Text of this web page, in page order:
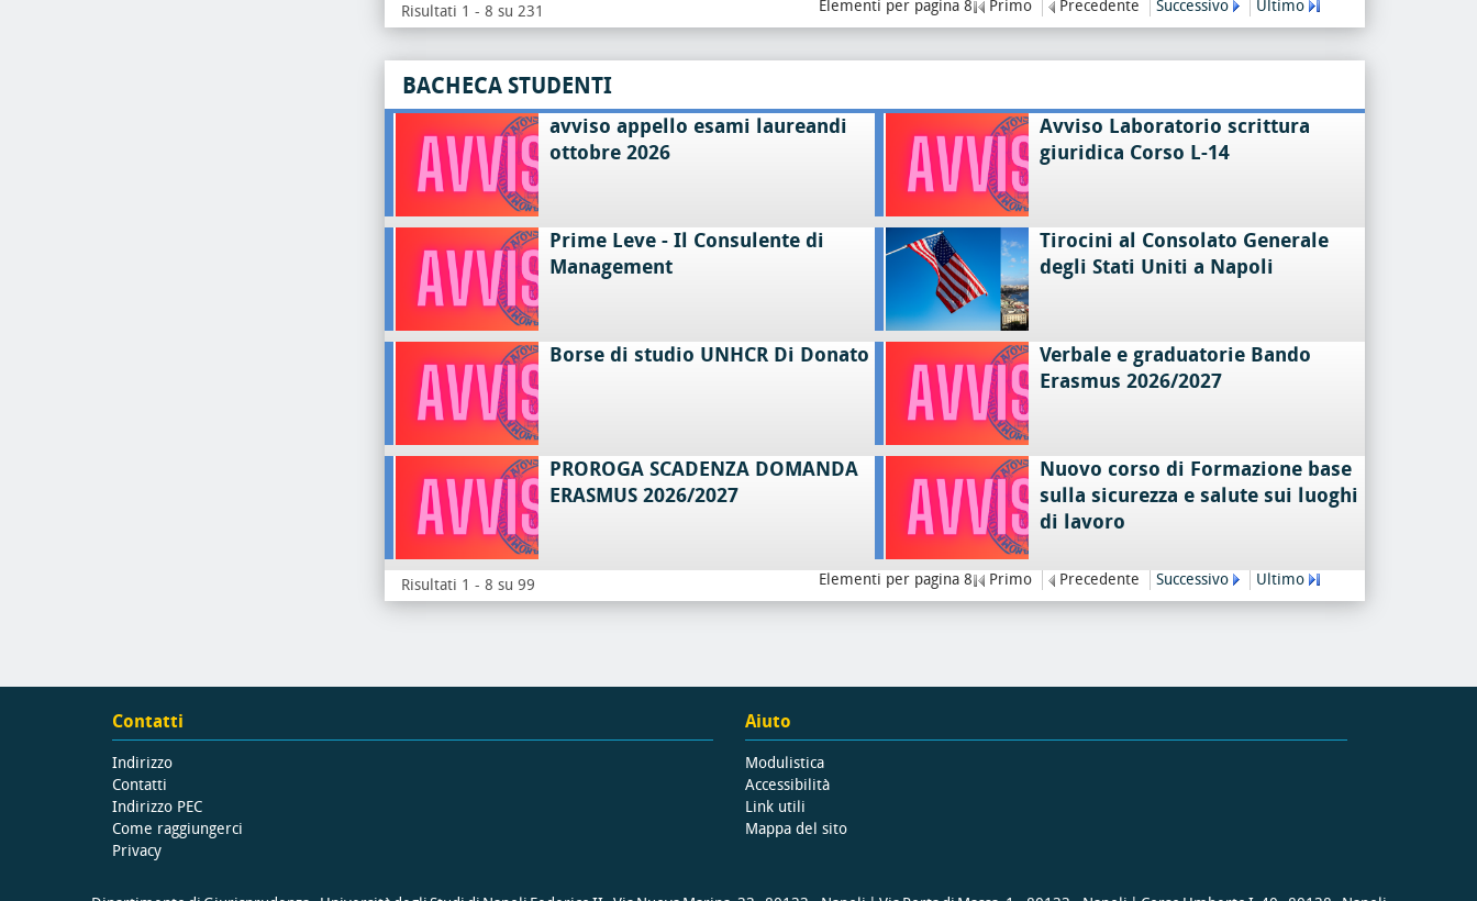
Risultati 1 - 8 su 231 Elementi per pagina 8 Primo Precedente Successivo Ultimo
BACHECA STUDENTI
avviso appello esami laureandi
ottobre 2026
Avviso Laboratorio scrittura
giuridica Corso L-14
Prime Leve - Il Consulente di
Management
Tirocini al Consolato Generale
degli Stati Uniti a Napoli
Borse di studio UNHCR Di Donato
Verbale e graduatorie Bando
Erasmus 2026/2027
PROROGA SCADENZA DOMANDA
ERASMUS 2026/2027
Nuovo corso di Formazione base
sulla sicurezza e salute sui luoghi
di lavoro
Risultati 1 - 8 su 99 Elementi per pagina 8 Primo Precedente Successivo Ultimo
Contatti
Indirizzo
Contatti
Indirizzo PEC
Come raggiungerci
Privacy
Aiuto
Modulistica
Accessibilità
Link utili
Mappa del sito